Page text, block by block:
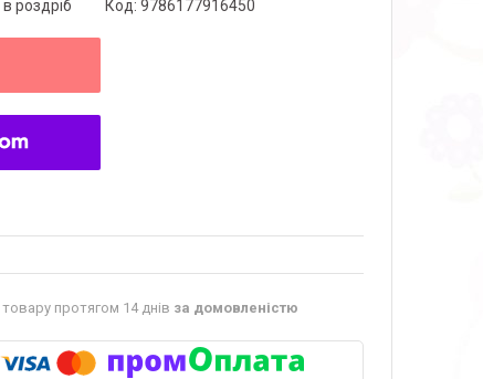
роздріб Код: 9786177916450
протягом 14 днів за домовленістю